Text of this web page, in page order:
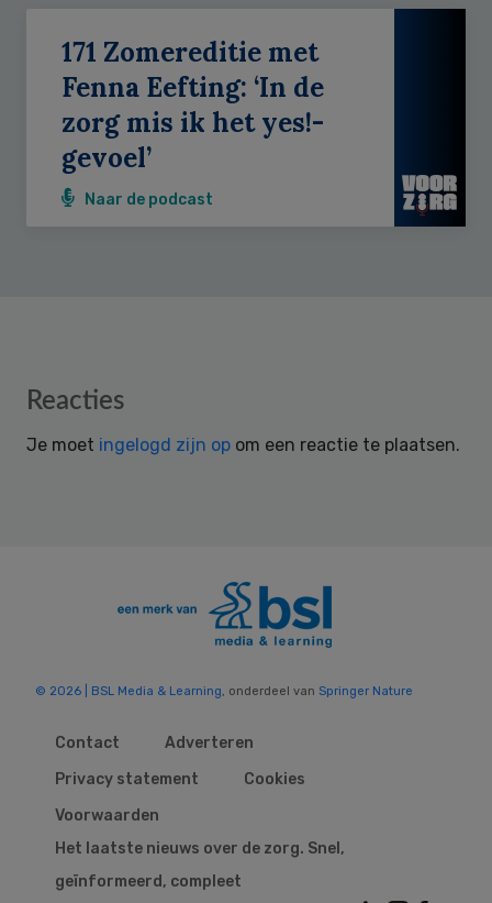
171 Zomereditie met
Fenna Eefting: ‘In de
zorg mis ik het yes!-
gevoel’
Naar de podcast
Reader
Reacties
Je moet ingelogd zijn op om een reactie te plaatsen.
© 2026 | BSL Media & Learning, onderdeel van Springer Nature
Contact
Adverteren
Privacy statement
Cookies
Voorwaarden
Het laatste nieuws over de zorg. Snel,
geïnformeerd, compleet